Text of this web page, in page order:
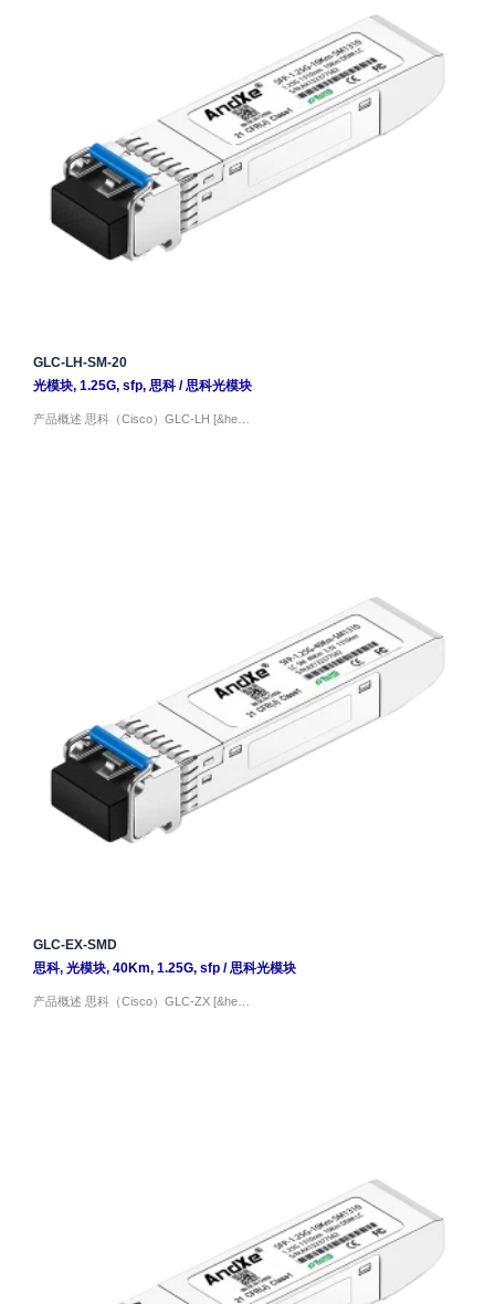
GLC-LH-SM-20
光模块, 1.25G, sfp, 思科/思科光模块
产品概述 思科（Cisco）GLC-LH [&he…
GLC-EX-SMD
思科, 光模块, 40Km, 1.25G, sfp/思科光模块
产品概述 思科（Cisco）GLC-ZX [&he…